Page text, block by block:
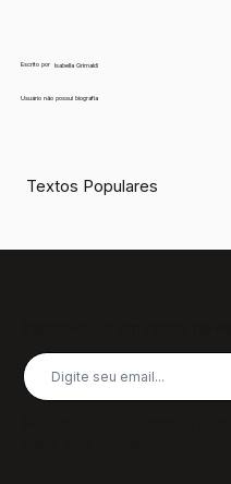
Escrito por Isabella Grimaldi
Usuário não possui biografia
Textos Populares